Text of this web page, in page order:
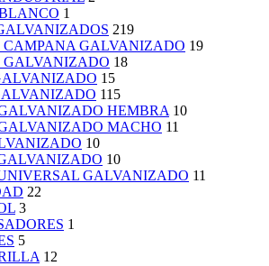
1
219
CAMPANA GALVANIZADO 19
GALVANIZADO 18
15
115
HEMBRA 10
MACHO 11
10
10
GALVANIZADO 11
22
3
1
5
12